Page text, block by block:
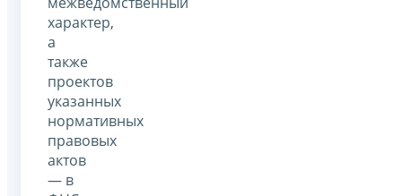
характер,
а
также
проектов
указанных
нормативных
правовых
актов
— в